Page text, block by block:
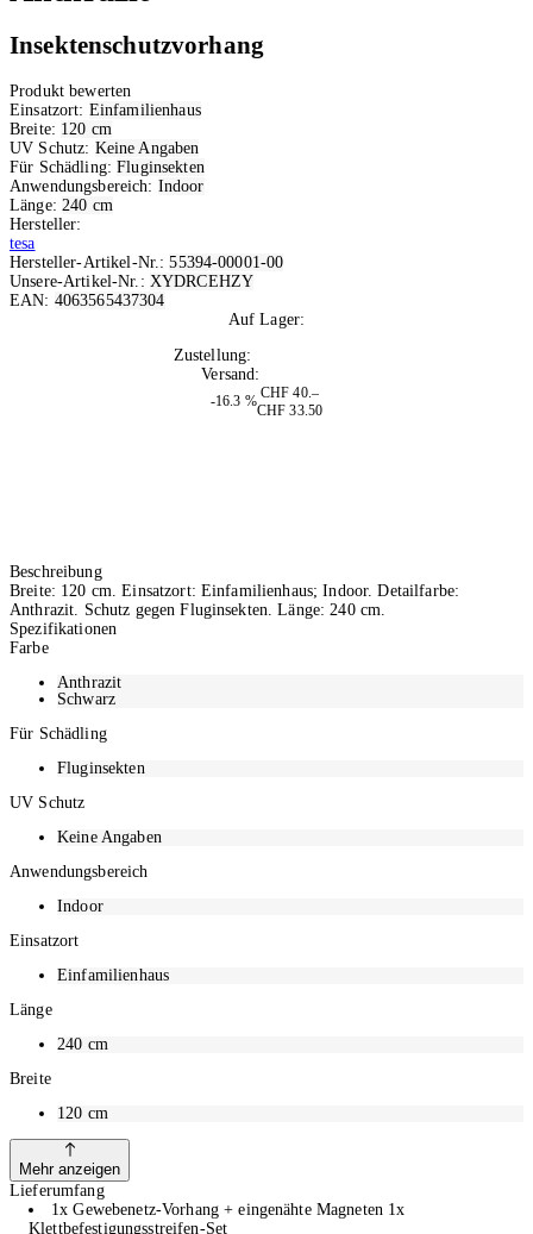
Insektenschutzvorhang
Produkt bewerten
Einsatzort: Einfamilienhaus
Breite: 120 cm
UV Schutz: Keine Angaben
Für Schädling:Fluginsekten
Anwendungsbereich: Indoor
Länge: 240 cm
Hersteller:
tesa
Hersteller-Artikel-Nr.:55394-00001-00
Unsere-Artikel-Nr.: XYDRCEHZY
EAN: 4063565437304
Auf Lager:
Zustellung:
Versand:
-16.3 %
CHF 40.–
CHF 33.50
Beschreibung
Breite: 120 cm. Einsatzort: Einfamilienhaus; Indoor. Detailfarbe:
Anthrazit. Schutz gegen Fluginsekten. Länge: 240 cm.
Spezifikationen
Farbe
Anthrazit
Schwarz
Für Schädling
Fluginsekten
UV Schutz
Keine Angaben
Anwendungsbereich
Indoor
Einsatzort
Einfamilienhaus
Länge
240 cm
Breite
120 cm
Mehr anzeigen
Lieferumfang
1x Gewebenetz-Vorhang + eingenähte Magneten 1x
Klettbefestigungsstreifen-Set